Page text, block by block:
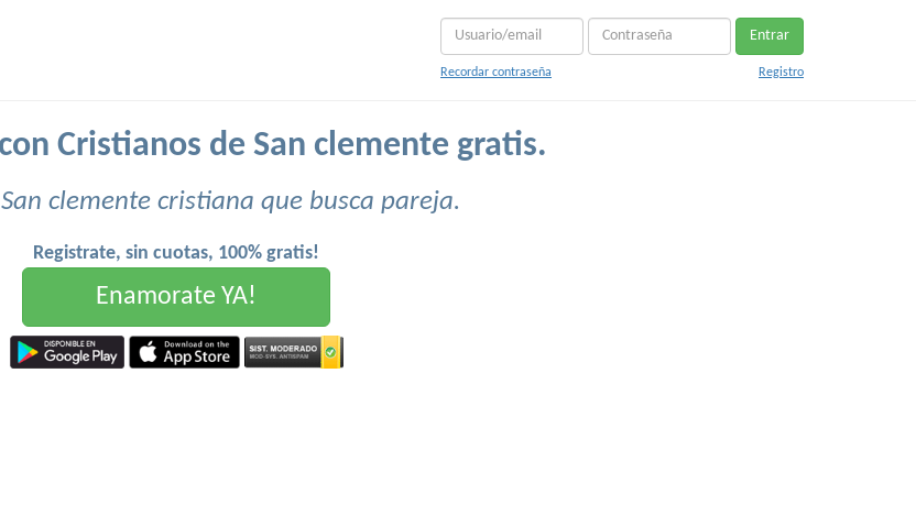
Entrar
Recordar contraseña Registro
Cristianos de San clemente gratis.
clemente cristiana que busca pareja.
Registrate, sin cuotas, 100% gratis!
Enamorate YA!